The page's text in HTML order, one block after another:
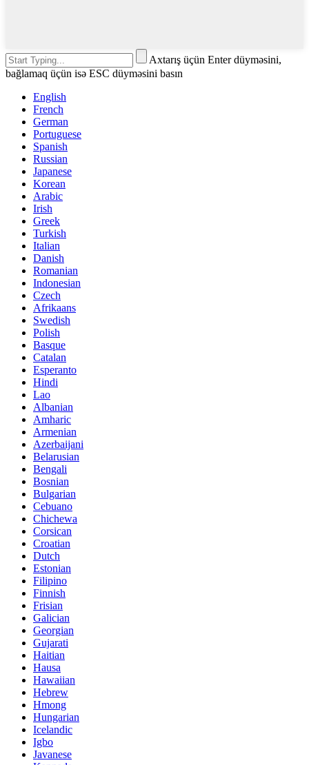
Axtarış üçün Enter düyməsini,
bağlamaq üçün isə ESC düyməsini basın
English
French
German
Portuguese
Spanish
Russian
Japanese
Korean
Arabic
Irish
Greek
Turkish
Italian
Danish
Romanian
Indonesian
Czech
Afrikaans
Swedish
Polish
Basque
Catalan
Esperanto
Hindi
Lao
Albanian
Amharic
Armenian
Azerbaijani
Belarusian
Bengali
Bosnian
Bulgarian
Cebuano
Chichewa
Corsican
Croatian
Dutch
Estonian
Filipino
Finnish
Frisian
Galician
Georgian
Gujarati
Haitian
Hausa
Hawaiian
Hebrew
Hmong
Hungarian
Icelandic
Igbo
Javanese